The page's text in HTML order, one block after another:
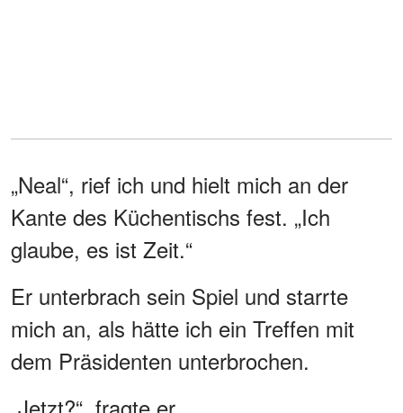
„Neal“, rief ich und hielt mich an der
Kante des Küchentischs fest. „Ich
glaube, es ist Zeit.“
Er unterbrach sein Spiel und starrte
mich an, als hätte ich ein Treffen mit
dem Präsidenten unterbrochen.